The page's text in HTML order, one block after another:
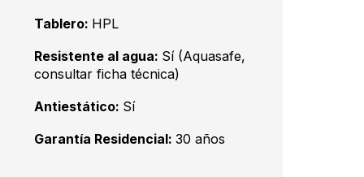
Tablero: HPL
Resistente al agua: Sí (Aquasafe,
consultar ficha técnica)
Antiestático: Sí
Garantía Residencial: 30 años